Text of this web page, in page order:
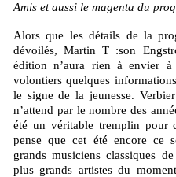
Amis et aussi le magenta du
Alors que les détails de la programmation ne sont pas encore
dévoilés, Martin T :son
édition n’aura rien à envier à
volontiers quelques
le signe de la jeunesse.
n’attend par le nombre des
été un véritable tremplin pour
pense que cet été encore ce
grands musiciens classiques
plus grands artistes du